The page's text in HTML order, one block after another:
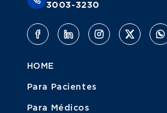
3003-3230
HOME
Para Pacientes
Para Médicos